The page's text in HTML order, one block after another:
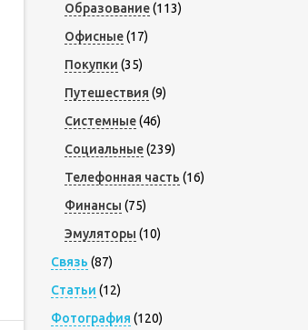
Образование(113)
Офисные(17)
Покупки (35)
Путешествия (9)
Системные(46)
Социальные(239)
Телефонная часть (16)
Финансы (75)
Эмуляторы (10)
Связь (87)
Статьи (12)
Фотография (120)